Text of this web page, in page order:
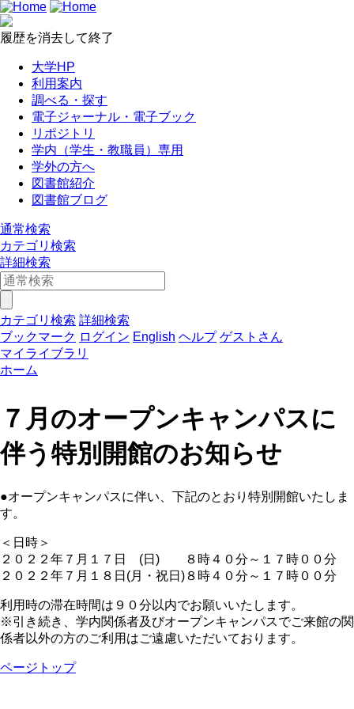
履歴を消去して終了
大学HP
利用案内
調べる・探す
電子ジャーナル・電子ブック
リポジトリ
学内（学生・教職員）専用
学外の方へ
図書館紹介
図書館ブログ
通常検索
カテゴリ検索
詳細検索
カテゴリ検索 詳細検索
ブックマーク ログイン English ヘルプ ゲストさん
マイライブラリ
ホーム
７月のオープンキャンパスに
伴う特別開館のお知らせ
●オープンキャンパスに伴い、下記のとおり特別開館いたしま
す。
＜日時＞
２０２２年７月１７日 (日) ８時４０分～１７時００分
２０２２年７月１８日(月・祝日)８時４０分～１７時００分
利用時の滞在時間は９０分以内でお願いいたします。
※引き続き、学内関係者及びオープンキャンパスでご来館の関
係者以外の方のご利用はご遠慮いただいております。
ページトップ